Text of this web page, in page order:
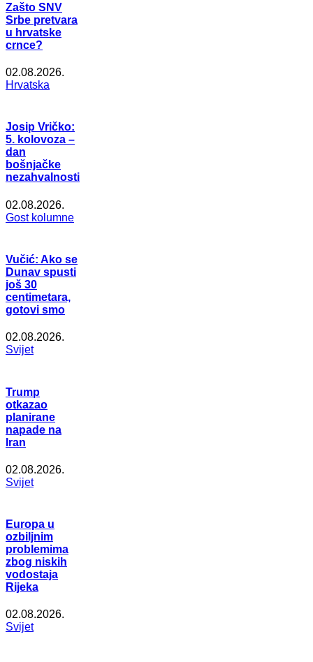
Zašto SNV
Srbe pretvara
u hrvatske
crnce?
02.08.2026.
Hrvatska
Josip Vričko:
5. kolovoza –
dan
bošnjačke
nezahvalnosti
02.08.2026.
Gost kolumne
Vučić: Ako se
Dunav spusti
još 30
centimetara,
gotovi smo
02.08.2026.
Svijet
Trump
otkazao
planirane
napade na
Iran
02.08.2026.
Svijet
Europa u
ozbiljnim
problemima
zbog niskih
vodostaja
Rijeka
02.08.2026.
Svijet